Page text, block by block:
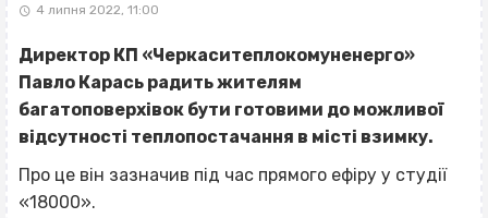
4 липня 2022, 11:00
Директор КП «Черкаситеплокомуненерго»
Павло Карась радить жителям
багатоповерхівок бути готовими до можливої
відсутності теплопостачання в місті взимку.
Про це він зазначив під час прямого ефіру у студії
«18000».